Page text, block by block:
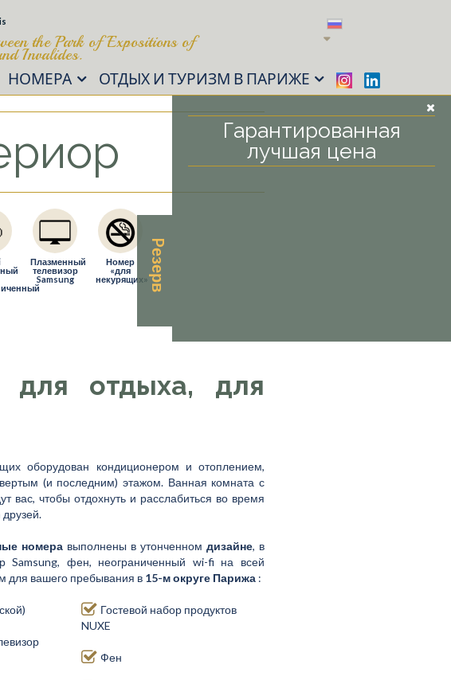
the Park of Expositions of
Invalides.
НОМЕРА ОТДЫХ И ТУРИЗМ В ПАРИЖЕ
Pезерв
Гарантированная
лучшая цена
Плазменный
телевизор
Samsung
Номер
«для
некурящих»
для отдыха, для
оборудован кондиционером и отоплением,
(и последним) этажом. Ванная комната с
вас, чтобы отдохнуть и расслабиться во время
друзей.
номера выполнены в утонченномдизайне, в
Samsung, фен, неограниченный wi-fi на всей
для вашего пребывания в 15-м округе Парижа :
Гостевой набор продуктов
NUXE
Фен